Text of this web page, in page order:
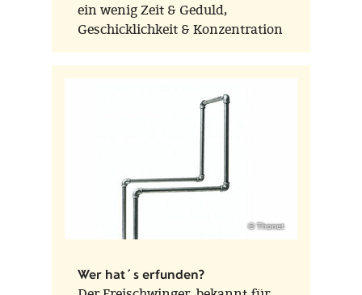
ein wenig Zeit & Geduld,
Geschicklichkeit & Konzentration
wird die Fantasie vom Kinde bis
zur Uroma mit immer neuen
© Thonet
Wer hat´s erfunden?